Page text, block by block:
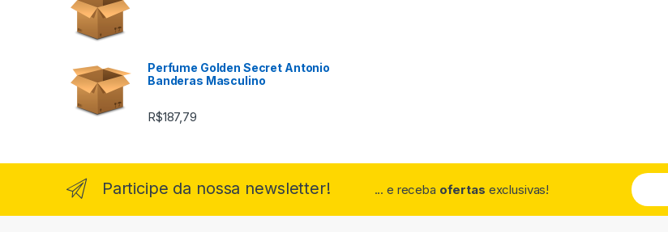
Perfume Golden Secret Antonio
Banderas Masculino
R$187,79
Participe da nossa newsletter! ... e receba ofertas exclusivas!